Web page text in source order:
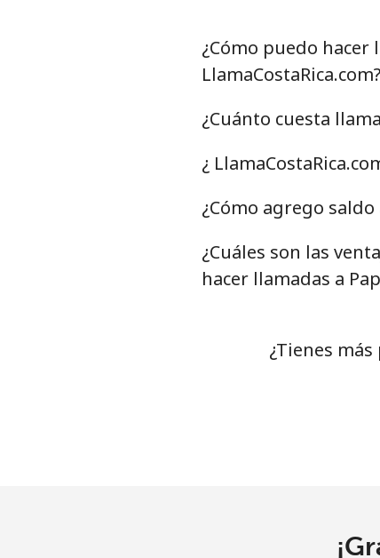
Philippines
Línea fija
Celular
Poland
Línea fija
Portugal
¿Cómo puedo hacer
LlamaCostaRica.com?
¿Cuánto cuesta
¿
¿Cómo agrego
¿Cuáles son las
hacer llamadas a
¿Tienes